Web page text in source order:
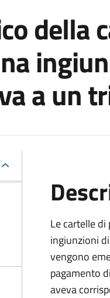
della
a un
Le cartelle
ingiunzioni
vengono
pagamento
aveva